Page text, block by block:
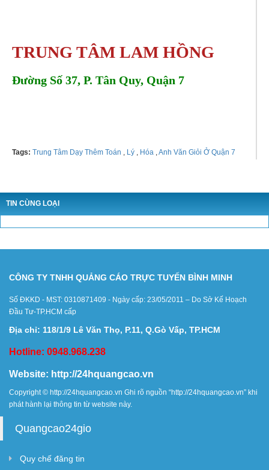
TRUNG TÂM LAM HỒNG
Đường Số 37, P. Tân Quy, Quận 7
Tags: Trung Tâm Dạy Thêm Toán , Lý , Hóa ,Anh Văn Giỏi Ở Quận 7
TIN CÙNG LOẠI
CÔNG TY TNHH QUẢNG CÁO TRỰC TUYẾN BÌNH MINH
Số ĐKKD - MST: 0310871409 - Ngày cấp: 23/05/2011 – Do Sở Kế Hoạch
Đầu Tư-TP.HCM cấp
Địa chỉ: 118/1/9 Lê Văn Thọ, P.11, Q.Gò Vấp, TP.HCM
Hotline: 0948.968.238
Website: http://24hquangcao.vn
Copyright © http://24hquangcao.vn Ghi rõ nguồn “http://24hquangcao.vn” khi
phát hành lại thông tin từ website này.
Quangcao24gio
Quy chế đăng tin